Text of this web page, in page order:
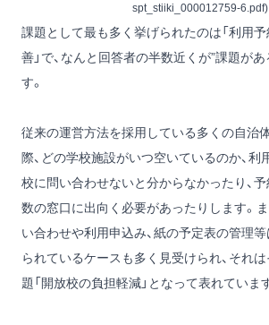
spt_stiiki_000012759-6.pdf)
課題として最も多く挙げられたのは「利用予
善」で、なんと回答者の半数近くが”課題が
す。
従来の運営方法を採用している多くの自治
際、どの学校施設がいつ空いているのか、
校に問い合わせないと分からなかったり、
数の窓口に出向く必要があったりします。
い合わせや利用申込み、紙の予定表の管理
られているケースも多く見受けられ、それ
題「開放校の負担軽減」となって表れています